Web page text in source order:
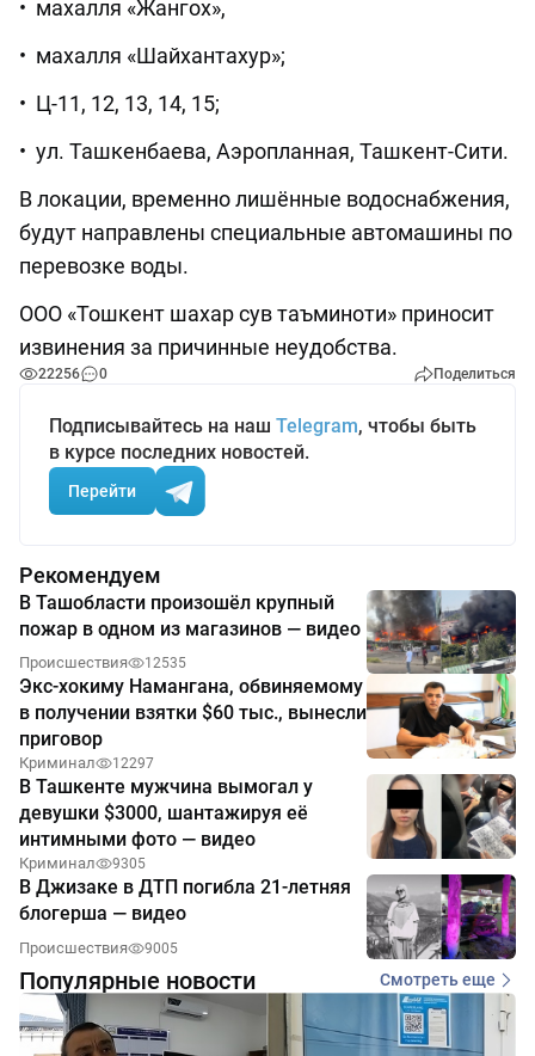
• махалля «Жангох»,
• махалля «Шайхантахур»;
• Ц-11, 12, 13, 14, 15;
• ул. Ташкенбаева, Аэропланная, Ташкент-Сити.
В локации, временно лишённые водоснабжения,
будут направлены специальные автомашины по
перевозке воды.
ООО «Тошкент шахар сув таъминоти» приносит
извинения за причинные неудобства.
22256 0 Поделиться
Подписывайтесь на наш Telegram, чтобы быть
в курсе последних новостей.
Перейти
Рекомендуем
В Ташобласти произошёл крупный
пожар в одном из магазинов — видео
Происшествия 12535
Экс-хокиму Намангана, обвиняемому
в получении взятки $60 тыс., вынесли
приговор
Криминал 12297
В Ташкенте мужчина вымогал у
девушки $3000, шантажируя её
интимными фото — видео
Криминал 9305
В Джизаке в ДТП погибла 21-летняя
блогерша — видео
Происшествия 9005
Популярные новости Смотреть еще